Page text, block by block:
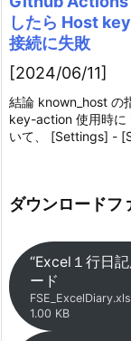
したら Host
接続に失敗
[2024/06/11]
結論 known_host の
key-action 使用時に
いて、 [Settings] -
ダウンロードフ
“Excel１行日
ード
1.00 KB